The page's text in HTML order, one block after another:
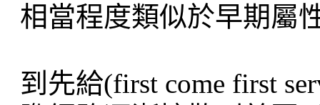
相當程度類似於早期屬
到先給(first come first